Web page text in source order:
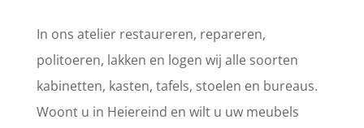
In ons atelier restaureren, repareren,
politoeren, lakken en logen wij alle soorten
kabinetten, kasten, tafels, stoelen en bureaus.
Woont u in Heiereind en wilt u uw meubels